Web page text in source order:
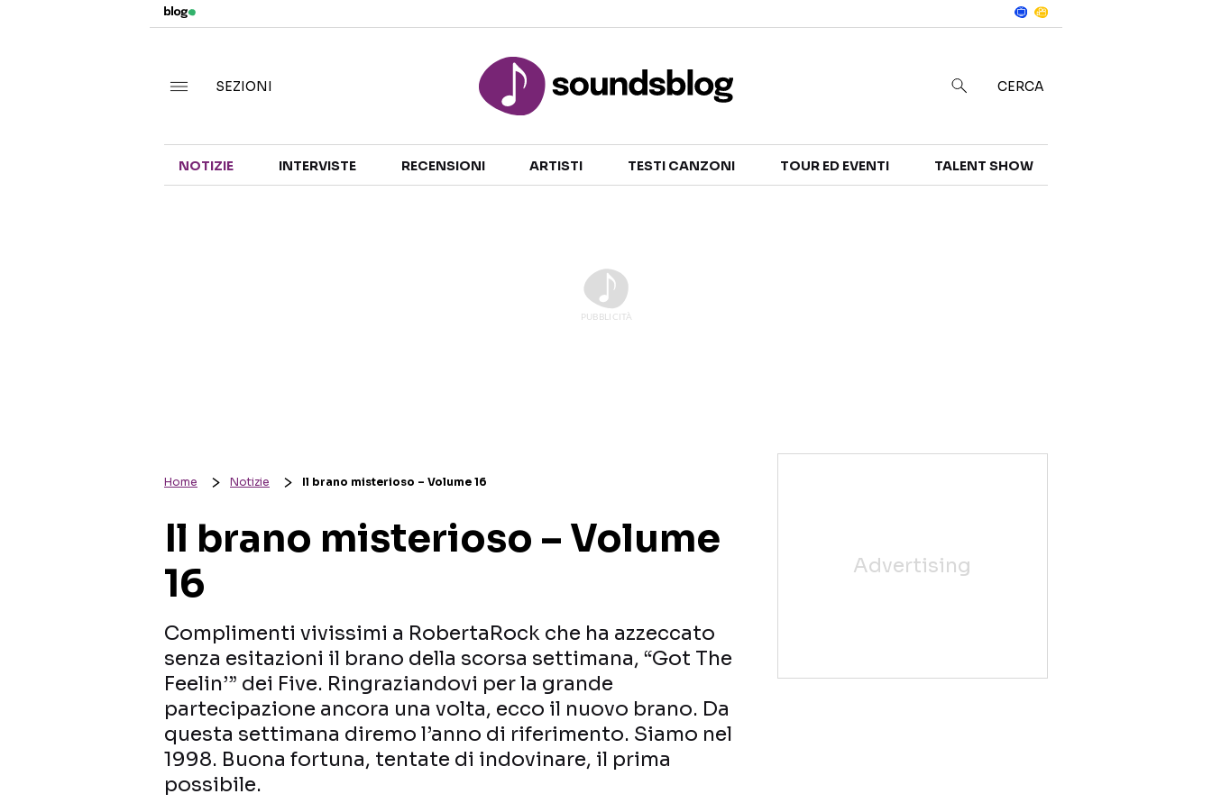
TALENT SHOW
SEZIONI CERCA
NOTIZIE INTERVISTE RECENSIONI ARTISTI TESTI CANZONI TOUR ED EVENTI TALENT SHOW
Home Notizie Il brano misterioso – Volume 16
Il brano misterioso – Volume
16
Complimenti vivissimi a RobertaRock che ha azzeccato
senza esitazioni il brano della scorsa settimana, “Got The
Feelin’” dei Five. Ringraziandovi per la grande
partecipazione ancora una volta, ecco il nuovo brano. Da
questa settimana diremo l’anno di riferimento. Siamo nel
1998. Buona fortuna, tentate di indovinare, il prima
possibile.